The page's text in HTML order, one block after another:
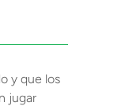
y que los
jugar